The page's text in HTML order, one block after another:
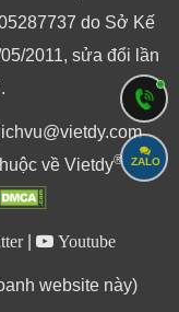
do Sở Kế
2011, sửa đổi lần
về Vietdy®
Youtube
website này)
ZALO